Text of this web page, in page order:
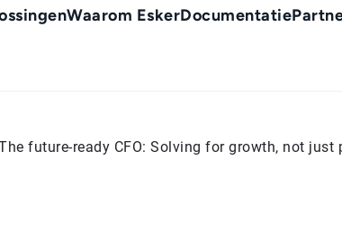
Waarom EskerDocumentatie
future-ready CFO: Solving for growth, not just